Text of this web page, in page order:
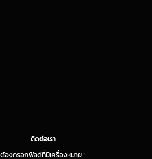
ติดต่อเรา
ต้องกรอกฟิลด์ที่มีเครื่องหมาย*